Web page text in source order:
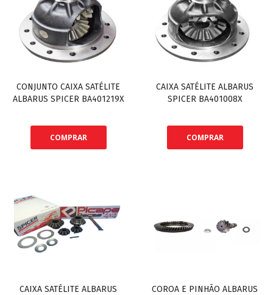
CONJUNTO CAIXA SATÉLITE
ALBARUS SPICER BA401219X
COMPRAR
CAIXA SATÉLITE ALBARUS
SPICER BA401008X
COMPRAR
CAIXA SATÉLITE ALBARUS
COROA E PINHÃO ALBARUS